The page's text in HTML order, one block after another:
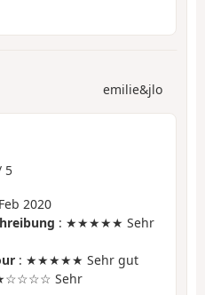
emilie&jlo
5
2020
: ★★★★★ Sehr
: ★★★★★ Sehr gut
Sehr